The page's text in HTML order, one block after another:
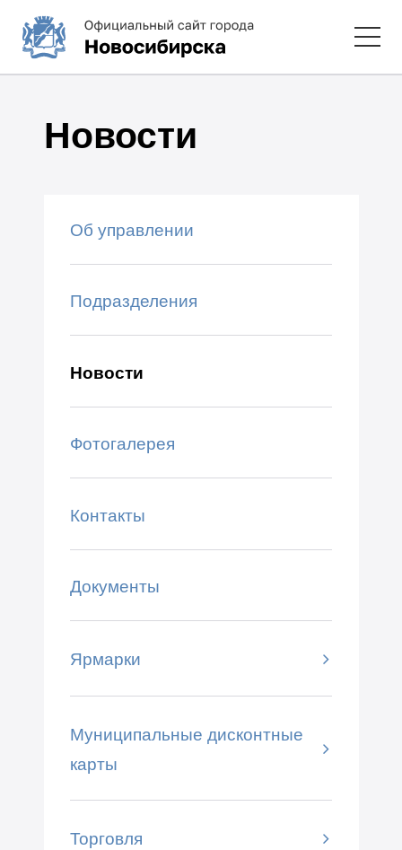
Новости
Об управлении
Подразделения
Новости
Фотогалерея
Контакты
Документы
Ярмарки
Муниципальные дисконтные
карты
Торговля